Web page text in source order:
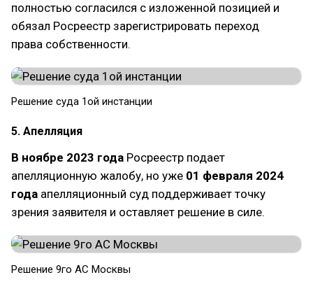
полностью согласился с изложенной позицией и
обязал Росреестр зарегистрировать переход
права собственности.
Решение суда 1ой инстанции
5. Апелляция
В ноябре 2023 года Росреестр подает
апелляционную жалобу, но уже 01 февраля 2024
года апелляционный суд поддерживает точку
зрения заявителя и оставляет решение в силе.
Решение 9го АС Москвы